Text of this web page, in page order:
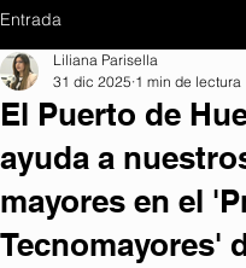
Entrada
El Puerto de
ayuda a
mayores en el
Tecnomayores'
Liliana Parisella
31 dic 2025 1 min de lectura